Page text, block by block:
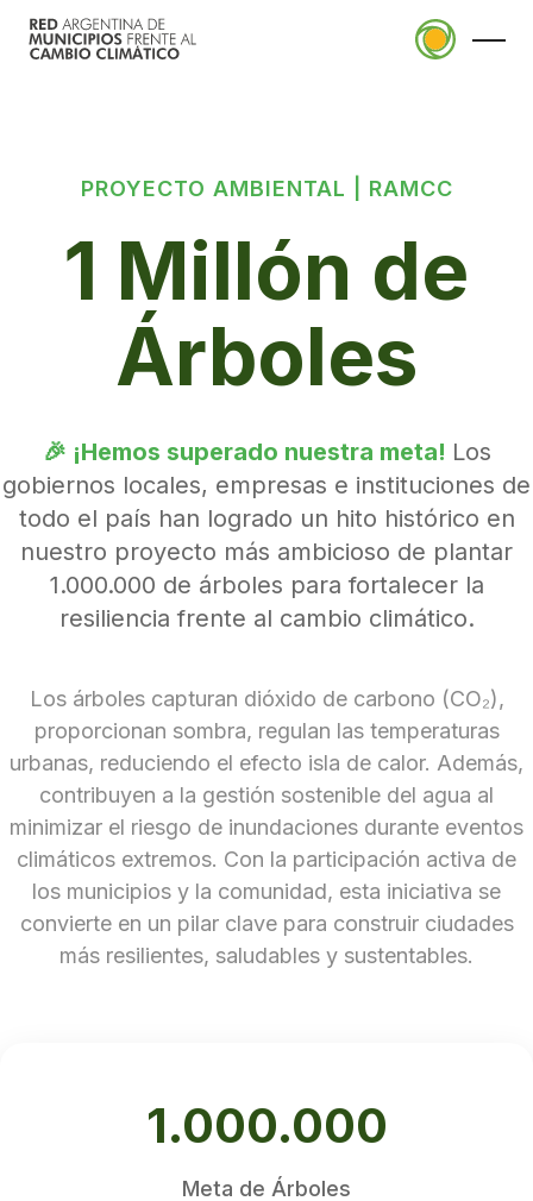
Quiénes somos
Consejo de Intendentes
Municipios Adheridos
Adherirme a la red
la Energía
Objetivos de Desarrollo Sostenible
Planificación
Plan Local de Acción Climática
(Huella de carbono)
Aplicaciones
CenArb
Campañas
Arbolado
Residuos
Proyectos
Empleos Verdes Locales
Edificios Municipales Energéticamente
Sustentables
Actualidad
Noticias
Capacitaciones
Economías Sostenibles
PROYECTO AMBIENTAL | RAMCC
1 Millón de
Árboles
🎉 ¡Hemos superado nuestra meta! Los
gobiernos locales, empresas e instituciones de
todo el país han logrado un hito histórico en
nuestro proyecto más ambicioso de plantar
1.000.000 de árboles para fortalecer la
resiliencia frente al cambio climático.
Los árboles capturan dióxido de carbono (CO₂),
proporcionan sombra, regulan las temperaturas
urbanas, reduciendo el efecto isla de calor. Además,
contribuyen a la gestión sostenible del agua al
minimizar el riesgo de inundaciones durante eventos
climáticos extremos. Con la participación activa de
los municipios y la comunidad, esta iniciativa se
convierte en un pilar clave para construir ciudades
más resilientes, saludables y sustentables.
1.000.000
Meta de Árboles